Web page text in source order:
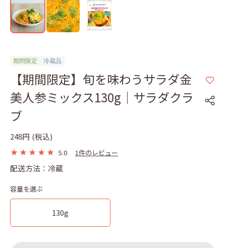
期間限定 冷蔵品
【期間限定】旬を味わうサラダ金
美人参ミックス130g｜サラダクラ
ブ
248円 (税込)
5.0 1件のレビュー
配送方法：冷蔵
容量を選ぶ
130g